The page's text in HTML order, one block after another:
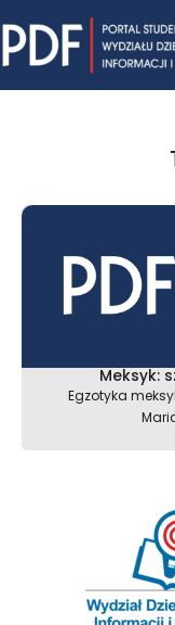
to
content
Meksyk:
Egzotyka